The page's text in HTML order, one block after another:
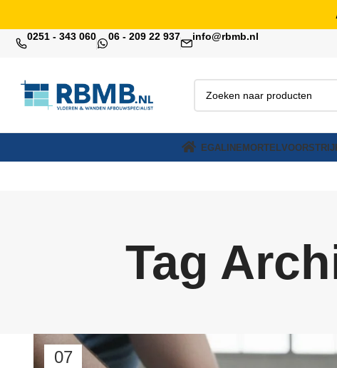
0251 - 343 060 06 - 209 22 937 info@rbmb.nl
EGALINEMORTEL
Tag
07